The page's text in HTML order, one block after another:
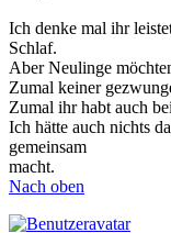
Ich denke mal ihr
Schlaf.
Aber Neulinge
Zumal keiner
Zumal ihr habt auch
Ich hätte auch nichts
gemeinsam
macht.
Nach oben